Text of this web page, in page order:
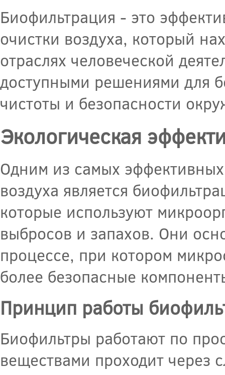
Биофильтрация - это
очистки воздуха, который
отраслях человеческой
доступными решениями для
чистоты и безопасности
Экологическая
Одним из самых
воздуха является
которые используют
выбросов и запахов. Они
процессе, при котором
более безопасные
Принцип работы
Биофильтры работают по
веществами проходит через